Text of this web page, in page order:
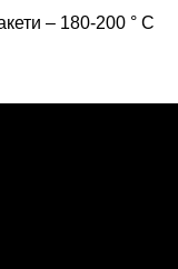
– 180-200 ° C